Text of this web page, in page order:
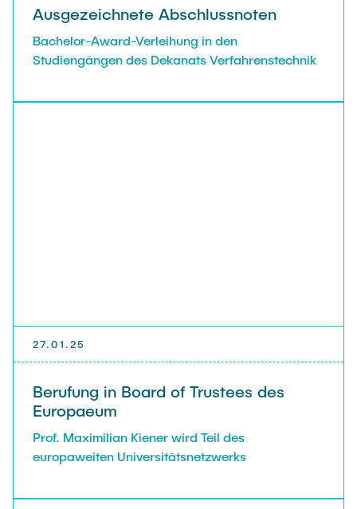
Ausgezeichnete Abschlussnoten
Bachelor-Award-Verleihung in den
Studiengängen des Dekanats Verfahrenstechnik
27.01.25
Berufung in Board of Trustees des
Europaeum
Prof. Maximilian Kiener wird Teil des
europaweiten Universitätsnetzwerks